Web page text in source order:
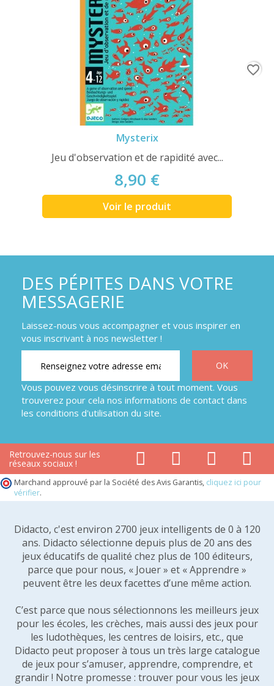
Mysterix
Jeu d'observation et de rapidité avec...
8,90 €
Voir le produit
favorite_border
DES PÉPITES DANS VOTRE
MESSAGERIE
Laissez-nous vous accompagner et vous inspirer en
vous inscrivant à nos newsletter !
Vous pouvez vous désinscrire à tout moment. Vous
trouverez pour cela nos informations de contact dans
les conditions d'utilisation du site.
Retrouvez-nous sur les
réseaux sociaux !
Marchand approuvé par la Société des Avis Garantis, cliquez ici pour
vérifier.
Didacto, c'est environ 2700 jeux intelligents de 0 à 120
ans. Didacto sélectionne depuis plus de 20 ans des
jeux éducatifs de qualité chez plus de 100 éditeurs,
parce que pour nous, « Jouer » et « Apprendre »
peuvent être les deux facettes d’une même action.
C’est parce que nous sélectionnons les meilleurs jeux
pour les écoles, les crèches, mais aussi des jeux pour
les ludothèques, les centres de loisirs, etc., que
Didacto peut proposer à tous un très large catalogue
de jeux pour s’amuser, apprendre, comprendre, et
grandir ! Notre promesse : trouver pour vous les jeux